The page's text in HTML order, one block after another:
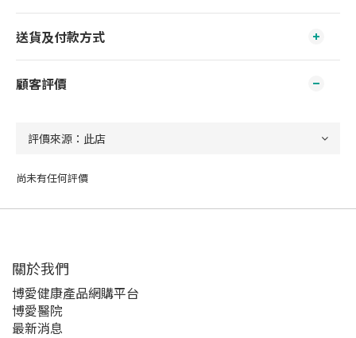
送貨及付款方式
顧客評價
尚未有任何評價
關於我們‎
博愛健康產品網購平台
博愛醫院
最新消息